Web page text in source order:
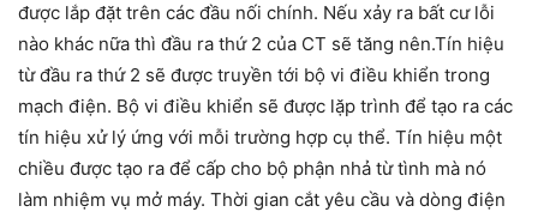
được lắp đặt trên các đầu nối chính. Nếu xảy ra bất cư lỗi
nào khác nữa thì đầu ra thứ 2 của CT sẽ tăng nên.Tín hiệu
từ đầu ra thứ 2 sẽ được truyền tới bộ vi điều khiển trong
mạch điện. Bộ vi điều khiển sẽ được lặp trình để tạo ra các
tín hiệu xử lý ứng với mỗi trường hợp cụ thể. Tín hiệu một
chiều được tạo ra để cấp cho bộ phận nhả từ tình mà nó
làm nhiệm vụ mở máy. Thời gian cắt yêu cầu và dòng điện